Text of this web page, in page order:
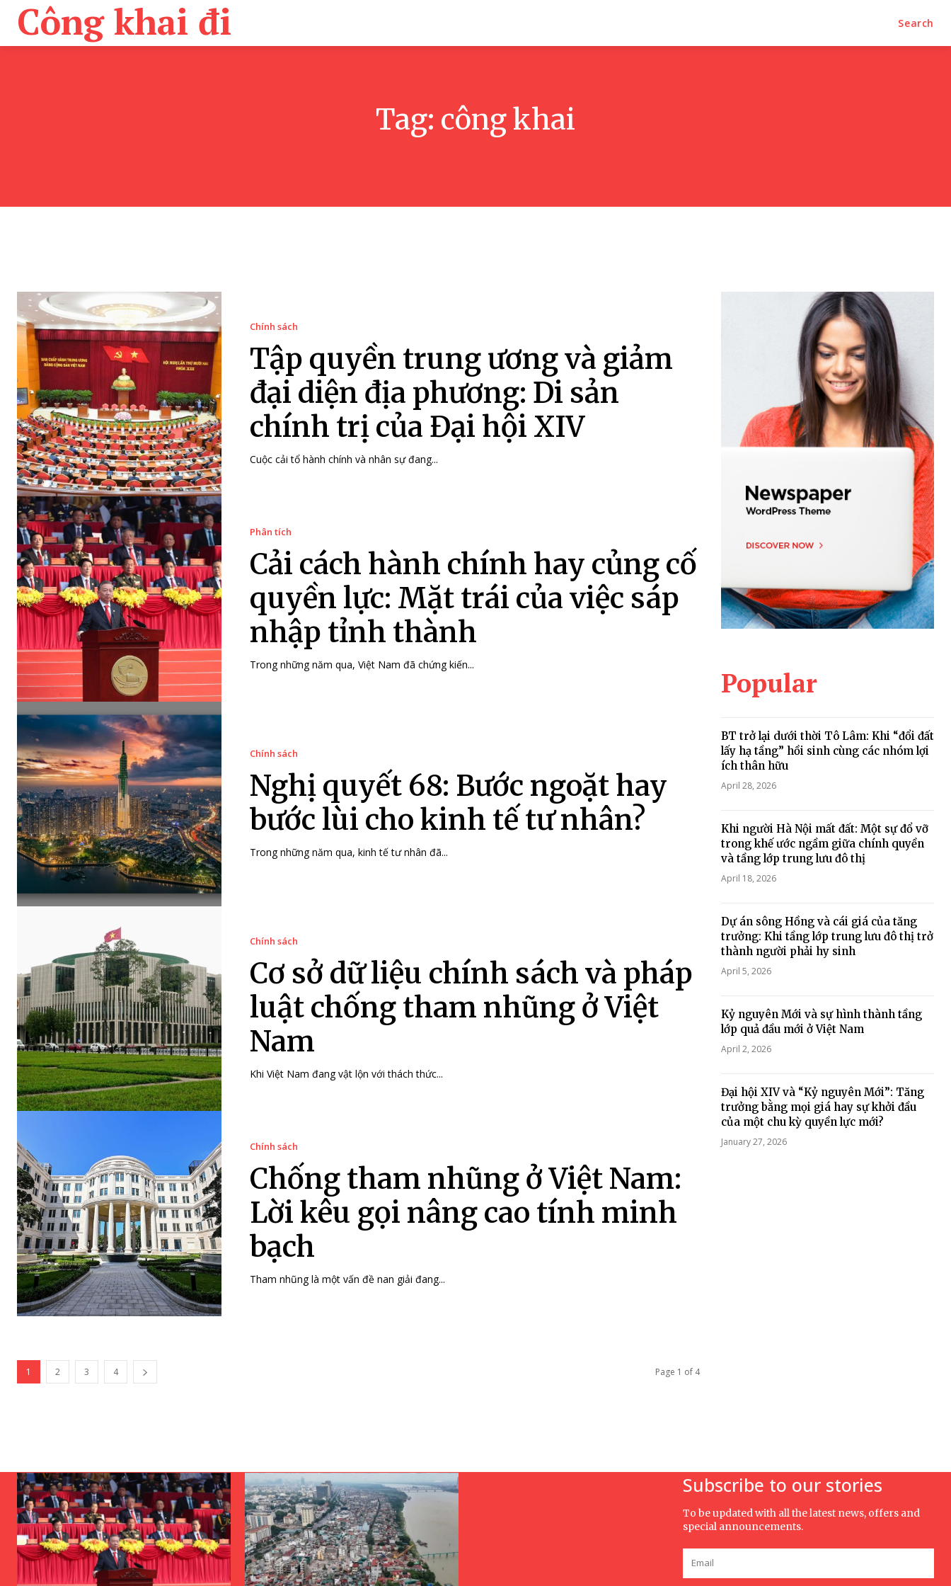
Công khai đi Search
Tag: công khai
Chính sách
Tập quyền trung ương và giảm
đại diện địa phương: Di sản
chính trị của Đại hội XIV
Cuộc cải tổ hành chính và nhân sự đang...
Phân tích
Cải cách hành chính hay củng cố
quyền lực: Mặt trái của việc sáp
nhập tỉnh thành
Trong những năm qua, Việt Nam đã chứng kiến...
Chính sách
Nghị quyết 68: Bước ngoặt hay
bước lùi cho kinh tế tư nhân?
Trong những năm qua, kinh tế tư nhân đã...
Chính sách
Cơ sở dữ liệu chính sách và pháp
luật chống tham nhũng ở Việt
Nam
Khi Việt Nam đang vật lộn với thách thức...
Chính sách
Chống tham nhũng ở Việt Nam:
Lời kêu gọi nâng cao tính minh
bạch
Tham nhũng là một vấn đề nan giải đang...
1 2 3 4 Page 1 of 4
Popular
BT trở lại dưới thời Tô Lâm: Khi “đổi đất
lấy hạ tầng” hồi sinh cùng các nhóm lợi
ích thân hữu
April 28, 2026
Khi người Hà Nội mất đất: Một sự đổ vỡ
trong khế ước ngầm giữa chính quyền
và tầng lớp trung lưu đô thị
April 18, 2026
Dự án sông Hồng và cái giá của tăng
trưởng: Khi tầng lớp trung lưu đô thị trở
thành người phải hy sinh
April 5, 2026
Kỷ nguyên Mới và sự hình thành tầng
lớp quả đầu mới ở Việt Nam
April 2, 2026
Đại hội XIV và “Kỷ nguyên Mới”: Tăng
trưởng bằng mọi giá hay sự khởi đầu
của một chu kỳ quyền lực mới?
January 27, 2026
Subscribe to our stories
To be updated with all the latest news, offers and
special announcements.